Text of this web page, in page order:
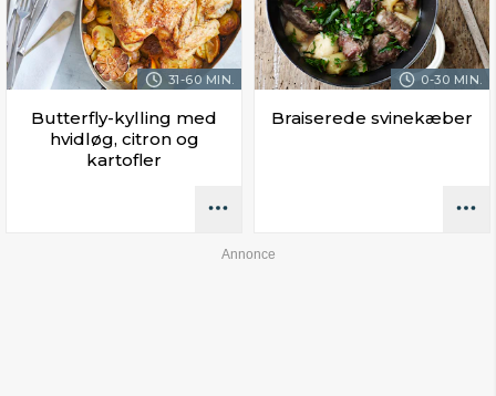
31-60 MIN.
Butterfly-kylling med
hvidløg, citron og
kartofler
0-30 MIN.
Braiserede svinekæber